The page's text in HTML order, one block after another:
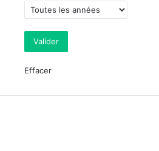
Effacer